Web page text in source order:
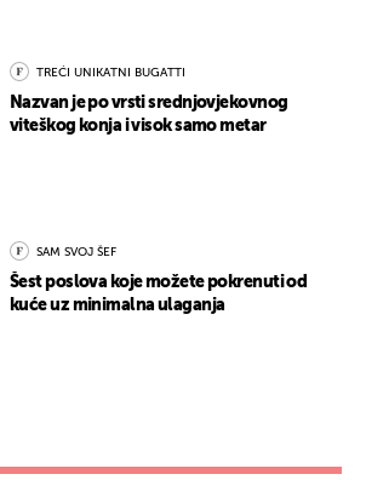
TREĆI UNIKATNI BUGATTI
Nazvan je po vrsti srednjovjekovnog
viteškog konja i visok samo metar
SAM SVOJ ŠEF
Šest poslova koje možete pokrenuti od
kuće uz minimalna ulaganja